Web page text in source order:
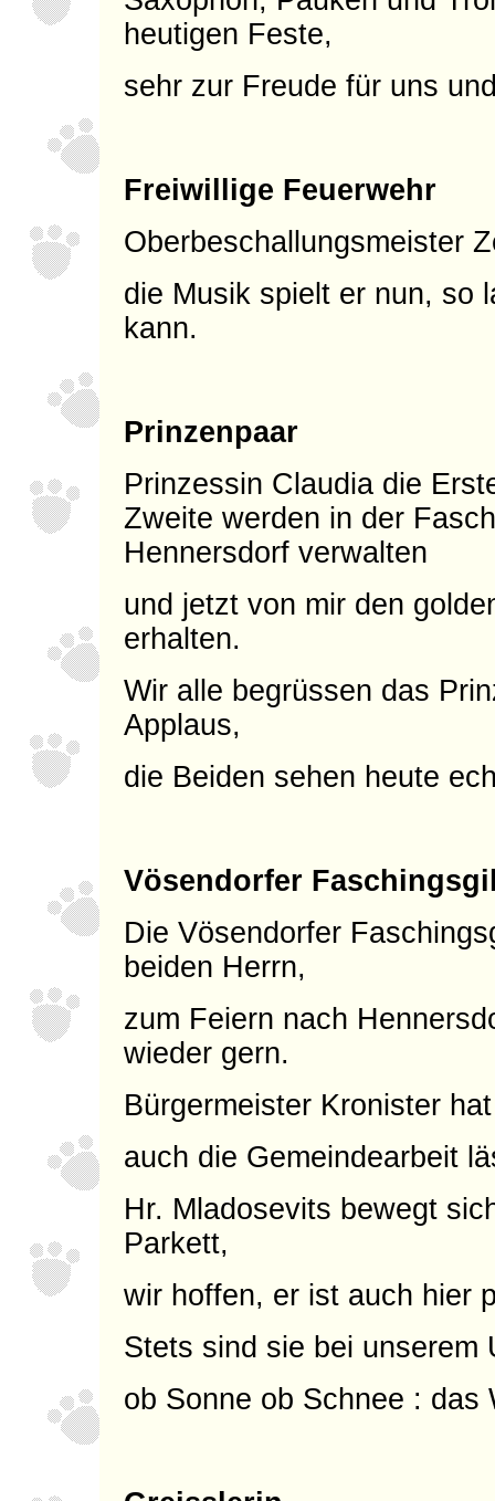
heutigen Feste,
sehr zur Freude für uns
Freiwillige Feuerwehr
Oberbeschallungsmeister
die Musik spielt er nun, so
kann.
Prinzenpaar
Prinzessin Claudia die
Zweite werden in der
Hennersdorf verwalten
und jetzt von mir den
erhalten.
Wir alle begrüssen das
Applaus,
die Beiden sehen heute
Vösendorfer
Die Vösendorfer
beiden Herrn,
zum Feiern nach
wieder gern.
Bürgermeister Kronister
auch die Gemeindearbeit
Hr. Mladosevits bewegt
Parkett,
wir hoffen, er ist auch hier
Stets sind sie bei unserem
ob Sonne ob Schnee : das